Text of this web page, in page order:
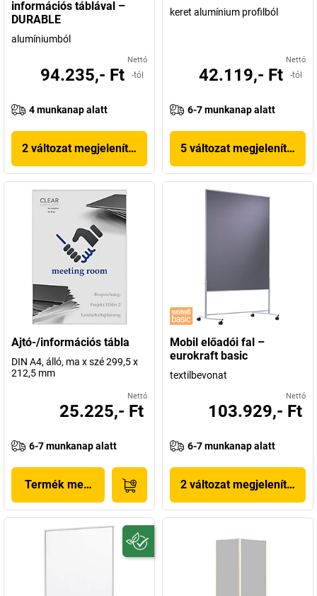
információs táblával –
DURABLE
alumíniumból
Nettó
94.235,- Ft -tól
4 munkanap alatt
2 változat megjelenítése
keret alumínium profilból
Nettó
42.119,- Ft -tól
6-7 munkanap alatt
5 változat megjelenítése
Ajtó-/információs tábla
DIN A4, álló, ma x szé 299,5 x
212,5 mm
Nettó
25.225,- Ft
6-7 munkanap alatt
Termék megjelenítése
Mobil előadói fal –
eurokraft basic
textilbevonat
Nettó
103.929,- Ft
6-7 munkanap alatt
2 változat megjelenítése